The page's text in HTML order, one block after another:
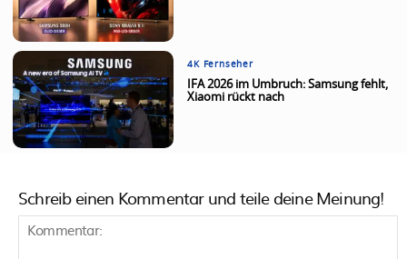
4K Fernseher
IFA 2026 im Umbruch: Samsung fehlt,
Xiaomi rückt nach
Schreib einen Kommentar und teile deine Meinung!